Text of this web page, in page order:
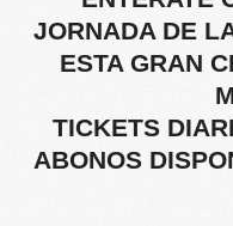
JORNADA DE
ESTA GRAN
TICKETS
ABONOS